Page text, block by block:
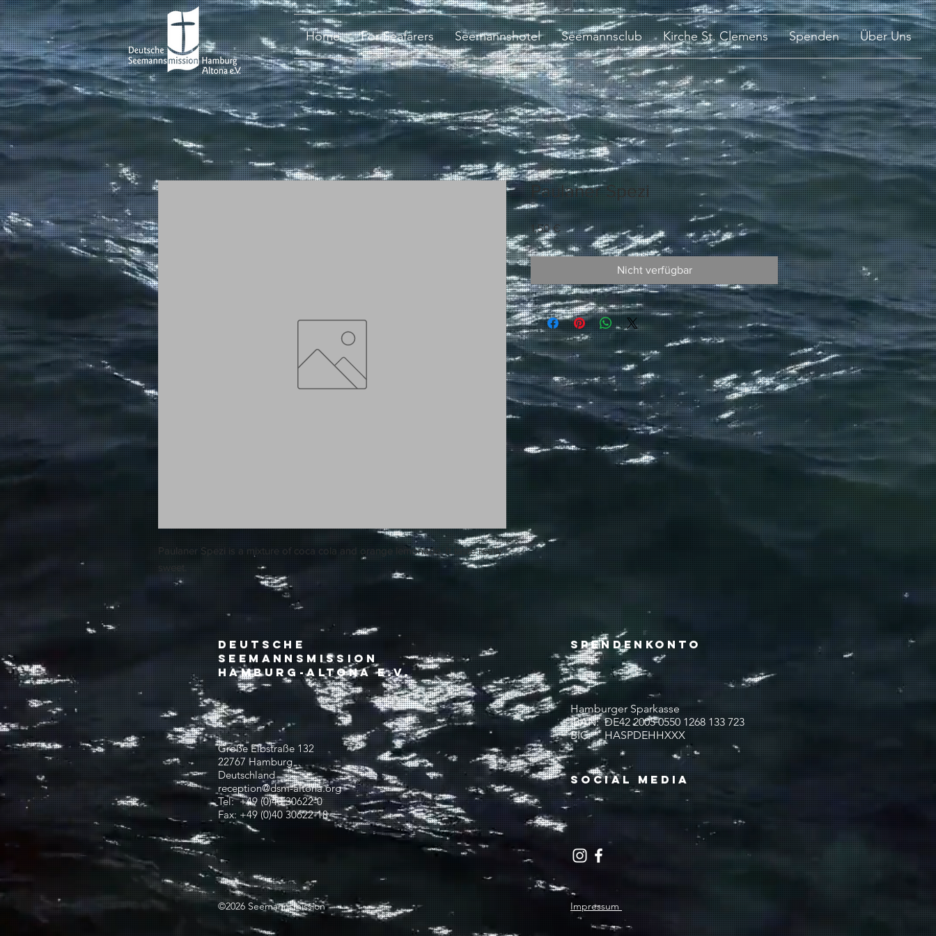
Home For Seafarers Seemannshotel Seemannsclub Kirche St. Clemens Spenden Über Uns
Paulaner Spezi is a mixture of coca cola and orange lemonade. It taste really
sweet.
Paulaner Spezi
1,50 €Preis
Nicht verfügbar
Deutsche
Seemannsmission
Hamburg-Altona e.V.
Spendenkonto
Hamburger Sparkasse
IBAN: DE42 2005 0550 1268 133 723
BIC: HASPDEHHXXX
Große Elbstraße 132
22767 Hamburg
Deutschland
reception@dsm-altona.org
Tel: +49 (0)40 30622-0
Fax: +49 (0)40 30622-18
SOCIAL MEDIA
©2026 Seemannsmission Impressum